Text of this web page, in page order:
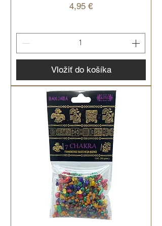
Cena
4,95 €
Vložiť do košíka